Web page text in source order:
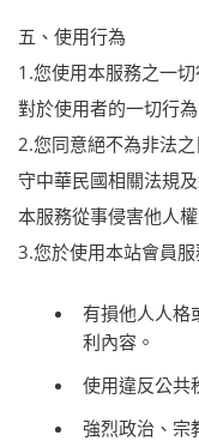
五、使用行為
1.您使用本服務之一
對於使用者的一切行
2.您同意絕不為非法
守中華民國相關法規
本服務從事侵害他人
3.您於使用本站會員
有損他人人格
利內容。
使用違反公共
強烈政治、宗